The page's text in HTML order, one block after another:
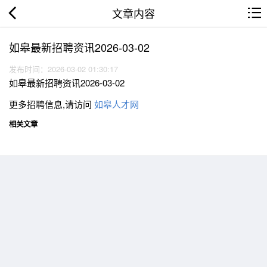
文章内容
如皋最新招聘资讯2026-03-02
发布时间：2026-03-02 01:30:17
如皋最新招聘资讯2026-03-02
更多招聘信息,请访问 如皋人才网
相关文章